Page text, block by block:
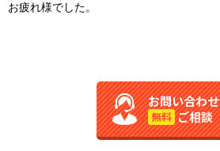
お疲れ様でした。
お問い合わせ
無料 ご相談